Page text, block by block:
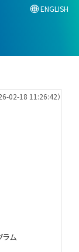
ENGLISH
02-18 11:26:42）
ム